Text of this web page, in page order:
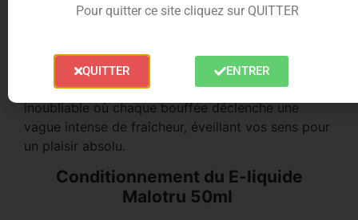
Explorez une fusion parfaite avec le e-liquide
piquant.
Une expérience de vapotage rafraîchissante et
inoubliable où chaque bouffée déclenche une
vague intense de fraîcheur, éveillant vos sens pour
un plaisir absolu.
Conditionnement du E-liquide
Malotru 50ml
Pour quitter ce site cliquez sur QUITTER
QUITTER ENTRER